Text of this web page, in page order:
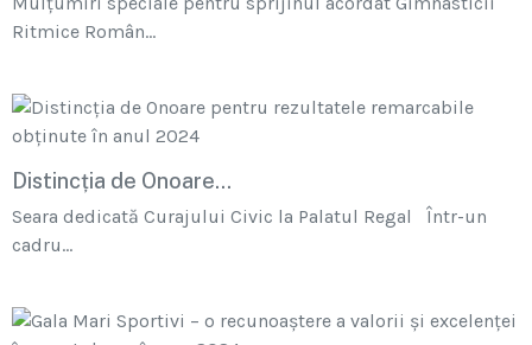
Ritmice Român...
Distincția de Onoare...
Seara dedicată Curajului Civic la Palatul Regal Într-un
cadru...